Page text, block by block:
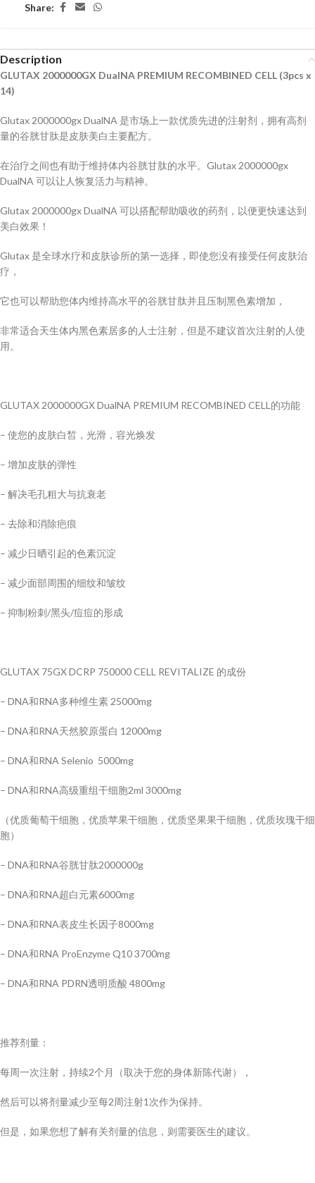
Share:
Description
GLUTAX 2000000GX DualNA PREMIUM RECOMBINED CELL (3pcs x
14)
Glutax 2000000gx DualNA 是市场上一款优质先进的注射剂，拥有高剂
量的谷胱甘肽是皮肤美白主要配方。
在治疗之间也有助于维持体内谷胱甘肽的水平。Glutax 2000000gx
DualNA 可以让人恢复活力与精神。
Glutax 2000000gx DualNA 可以搭配帮助吸收的药剂，以便更快速达到
美白效果！
Glutax 是全球水疗和皮肤诊所的第一选择，即使您没有接受任何皮肤治
疗，
它也可以帮助您体内维持高水平的谷胱甘肽并且压制黑色素增加，
非常适合天生体内黑色素居多的人士注射，但是不建议首次注射的人使
用。
GLUTAX 2000000GX DualNA PREMIUM RECOMBINED CELL的功能
– 使您的皮肤白皙，光滑，容光焕发
– 增加皮肤的弹性
– 解决毛孔粗大与抗衰老
– 去除和消除疤痕
– 减少日晒引起的色素沉淀
– 减少面部周围的细纹和皱纹
– 抑制粉刺/黑头/痘痘的形成
GLUTAX 75GX DCRP 750000 CELL REVITALIZE 的成份
– DNA和RNA多种维生素 25000mg
– DNA和RNA天然胶原蛋白 12000mg
– DNA和RNA Selenio 5000mg
– DNA和RNA高级重组干细胞2ml 3000mg
（优质葡萄干细胞，优质苹果干细胞，优质坚果果干细胞，优质玫瑰干细
胞）
– DNA和RNA谷胱甘肽2000000g
– DNA和RNA超白元素6000mg
– DNA和RNA表皮生长因子8000mg
– DNA和RNA ProEnzyme Q10 3700mg
– DNA和RNA PDRN透明质酸 4800mg
推荐剂量：
每周一次注射，持续2个月（取决于您的身体新陈代谢），
然后可以将剂量减少至每2周注射1次作为保持。
但是，如果您想了解有关剂量的信息，则需要医生的建议。